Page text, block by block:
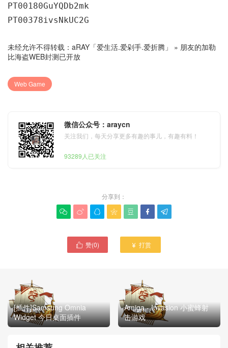
PT00180GuYQDb2mk
PT00378ivsNkUC2G
未经允许不得转载： aRAY「爱生活.爱剁手.爱折腾」 » 朋友的加勒
比海盗WEB封测已开放
Web Game
微信公众号：araycn
关注我们，每天分享更多有趣的事儿，有趣有料！
93289人已关注
分享到：
      
 赞(0)  打赏
[插件]Samsung Omnia
Widget 今日桌面插件
Amiga - Invasion 小蜜蜂射
击游戏